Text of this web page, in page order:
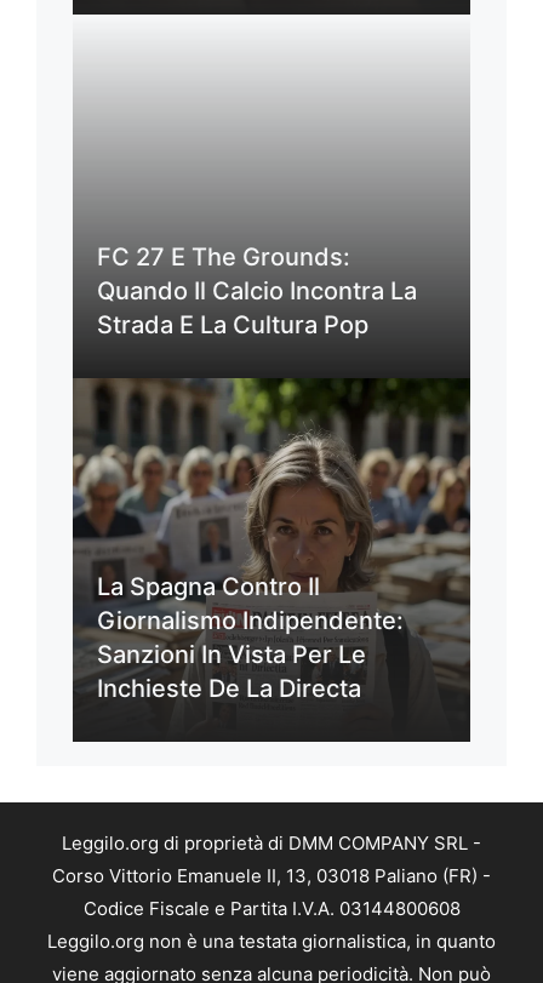
FC 27 E The Grounds:
Quando Il Calcio Incontra La
Strada E La Cultura Pop
La Spagna Contro Il
Giornalismo Indipendente:
Sanzioni In Vista Per Le
Inchieste De La Directa
Leggilo.org di proprietà di DMM COMPANY SRL -
Corso Vittorio Emanuele II, 13, 03018 Paliano (FR) -
Codice Fiscale e Partita I.V.A. 03144800608
Leggilo.org non è una testata giornalistica, in quanto
viene aggiornato senza alcuna periodicità. Non può